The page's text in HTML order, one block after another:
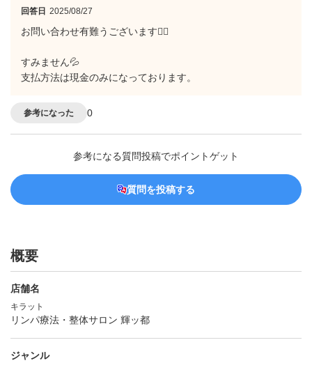
回答日 2025/08/27
お問い合わせ有難うございます🙂‍↕️
すみません💦
支払方法は現金のみになっております。
参考になった 0
参考になる質問投稿でポイントゲット
質問を投稿する
概要
店舗名
キラット
リンパ療法・整体サロン 輝ッ都
ジャンル